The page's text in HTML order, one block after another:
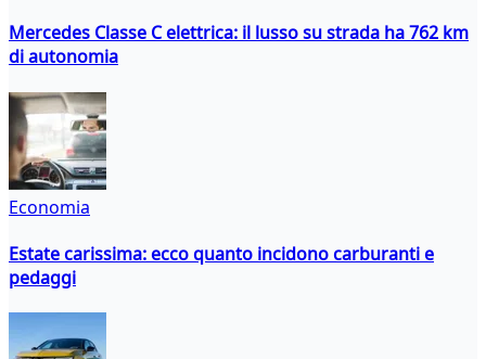
Mercedes Classe C elettrica: il lusso su strada ha 762 km
di autonomia
Economia
Estate carissima: ecco quanto incidono carburanti e
pedaggi